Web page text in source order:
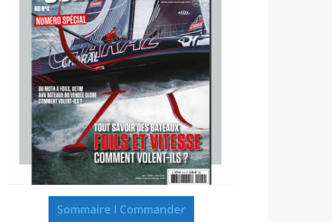
Sommaire I Commander